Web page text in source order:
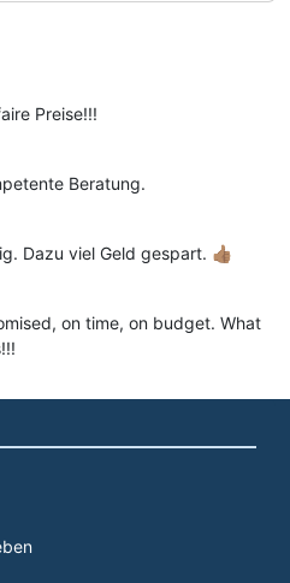
Beratung.
viel Geld gespart. 👍🏽
on time, on budget. What
Jackie